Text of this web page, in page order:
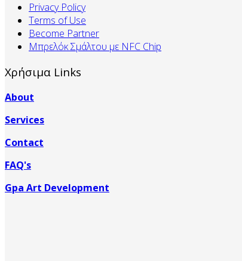
Privacy Policy
Terms of Use
Become Partner
Mπρελόκ Σμάλτου με NFC Chip
Χρήσιμα Links
About
Services
Contact
FAQ's
Gpa Art Development